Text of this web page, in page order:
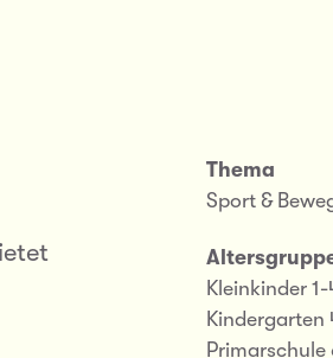
Thema
Sport &
Kleinkinder
Kindergarten
Primarschule